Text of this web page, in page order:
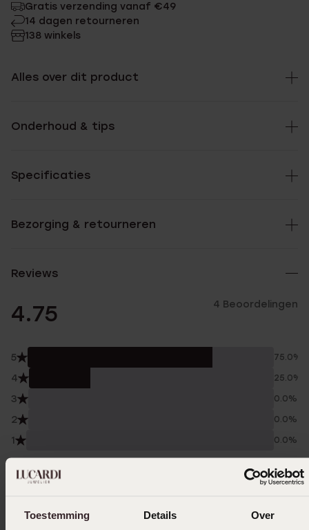
Toestemming Details Over
Gratis verzending vanaf €49
14 dagen retourneren
138 winkels
Alles over dit product
Onderhoud & tips
Specificaties
Bezorging & retourneren
Reviews
4.75 4 Beoordelingen
5 75.0%
4 25.0%
3 0.0%
2 0.0%
1 0.0%
Verzameld onder de
van
Filter